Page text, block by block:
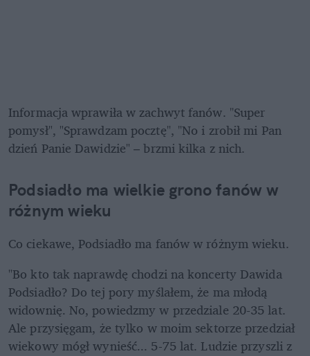
Informacja wprawiła w zachwyt fanów. "Super
pomysł", "Sprawdzam pocztę", "No i zrobił mi Pan
dzień Panie Dawidzie" – brzmi kilka z nich.
Podsiadło ma wielkie grono fanów w
różnym wieku
Co ciekawe, Podsiadło ma fanów w różnym wieku.
"Bo kto tak naprawdę chodzi na koncerty Dawida
Podsiadło? Do tej pory myślałem, że ma młodą
widownię. No, powiedzmy w przedziale 20-35 lat.
Ale przysięgam, że tylko w moim sektorze przedział
wiekowy mógł wynieść... 5-75 lat. Ludzie przyszli z